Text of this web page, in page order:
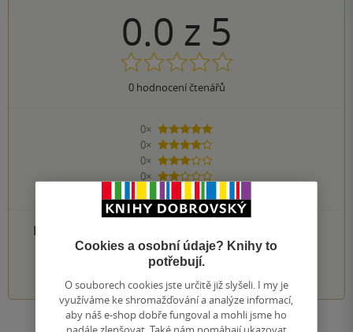
0.0 z 5
0hodnocení čtenářů
0×
5 hvězdiček
0×
4 hvězdičky
0×
3 hvězdičky
0×
2 hvězdičky
PŘIDEJTE SVÉ HODNOCENÍ PRODUKTU
3 4 5
Cookies a osobní údaje? Knihy to
potřebují.
O souborech cookies jste určitě již slyšeli. I my je
využíváme ke shromažďování a analýze informací,
aby náš e-shop dobře fungoval a mohli jsme ho
nadále zlepšovat. Také nám pomáhají ukazovat